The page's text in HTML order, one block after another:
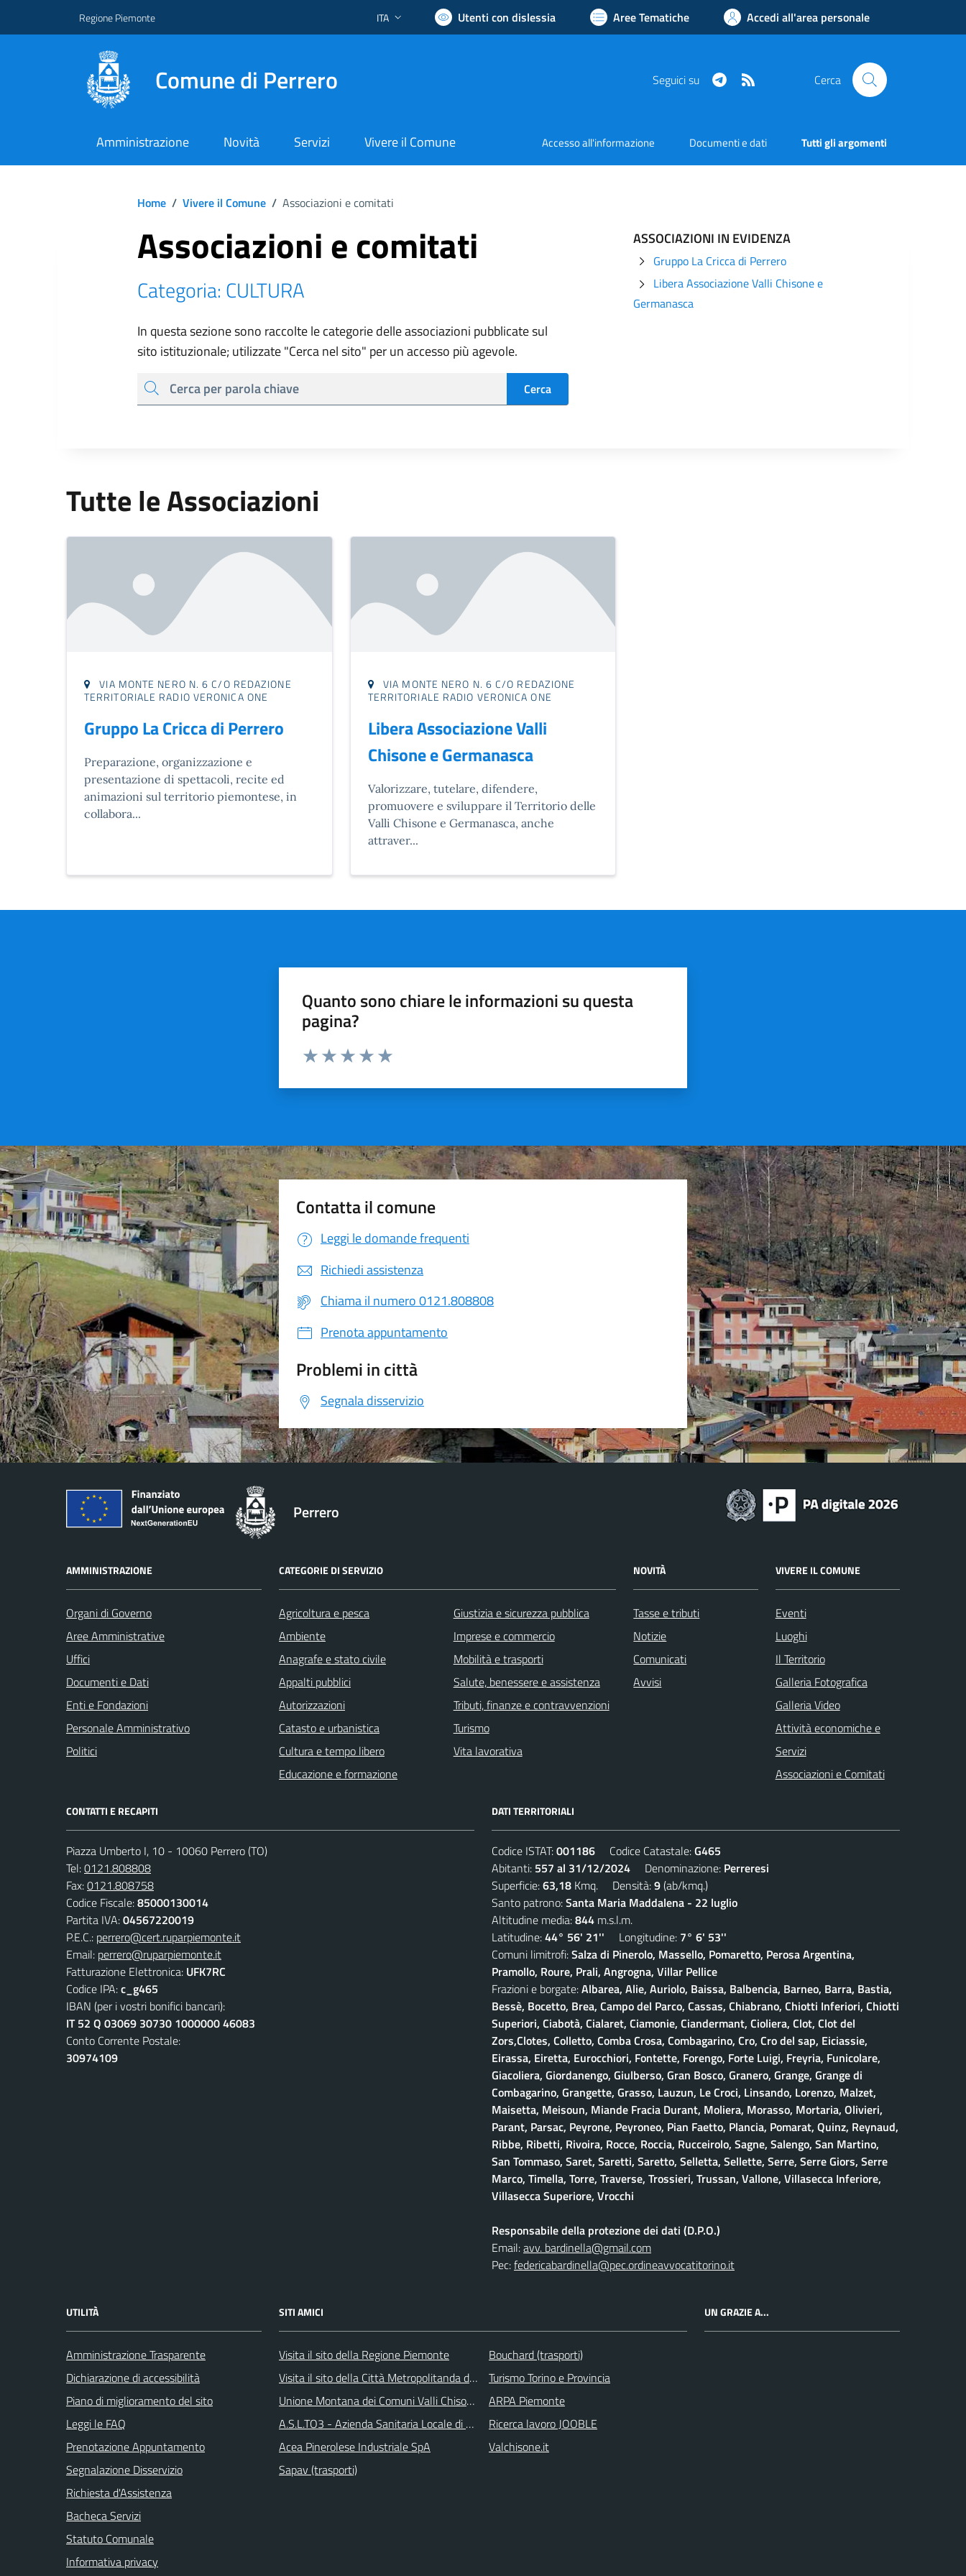
Regione Piemonte Lingua attiva:
ITA Utenti con dislessia Aree Tematiche Accedi all'area personale
Comune di Perrero Seguici su Telegram Cerca
Amministrazione Novità Servizi Vivere il Comune Accesso all'informazione Documenti e dati Tutti gli argomenti
Home / Vivere il Comune / Associazioni e comitati
Associazioni e comitati
Categoria: CULTURA
In questa sezione sono raccolte le categorie delle associazioni pubblicate sul
sito istituzionale; utilizzate "Cerca nel sito" per un accesso più agevole.
cerca Cerca
ASSOCIAZIONI IN EVIDENZA
Gruppo La Cricca di Perrero
Libera Associazione Valli Chisone e
Germanasca
Tutte le Associazioni
VIA MONTE NERO N. 6 C/O REDAZIONE
TERRITORIALE RADIO VERONICA ONE
Gruppo La Cricca di Perrero
Preparazione, organizzazione e
presentazione di spettacoli, recite ed
animazioni sul territorio piemontese, in
collabora...
VIA MONTE NERO N. 6 C/O REDAZIONE
TERRITORIALE RADIO VERONICA ONE
Libera Associazione Valli
Chisone e Germanasca
Valorizzare, tutelare, difendere,
promuovere e sviluppare il Territorio delle
Valli Chisone e Germanasca, anche
attraver...
Quanto sono chiare le informazioni su questa
pagina?
Valuta da 1 a 5 stelle la pagina
Contatta il comune
Leggi le domande frequenti
Richiedi assistenza
Chiama il numero 0121.808808
Prenota appuntamento
Problemi in città
Segnala disservizio
Perrero
AMMINISTRAZIONE
Organi di Governo
Aree Amministrative
Uffici
Documenti e Dati
Enti e Fondazioni
Personale Amministrativo
Politici
CATEGORIE DI SERVIZIO
Agricoltura e pesca
Ambiente
Anagrafe e stato civile
Appalti pubblici
Autorizzazioni
Catasto e urbanistica
Cultura e tempo libero
Educazione e formazione
Giustizia e sicurezza pubblica
Imprese e commercio
Mobilità e trasporti
Salute, benessere e assistenza
Tributi, finanze e contravvenzioni
Turismo
Vita lavorativa
NOVITÀ
Tasse e tributi
Notizie
Comunicati
Avvisi
VIVERE IL COMUNE
Eventi
Luoghi
Il Territorio
Galleria Fotografica
Galleria Video
Attività economiche e
Servizi
Associazioni e Comitati
CONTATTI E RECAPITI
Piazza Umberto I, 10 - 10060 Perrero (TO)
Tel:0121.808808
Fax:0121.808758
Codice Fiscale:85000130014
Partita IVA:04567220019
P.E.C.: perrero@cert.ruparpiemonte.it
Email: perrero@ruparpiemonte.it
Fatturazione Elettronica: UFK7RC
Codice IPA:c_g465
IBAN (per i vostri bonifici bancari):
IT 52 Q 03069 30730 1000000 46083
Conto Corrente Postale:
30974109
DATI TERRITORIALI
Codice ISTAT:001186 Codice Catastale:G465
Abitanti: 557 al 31/12/2024 Denominazione: Perreresi
Superficie:63,18 Kmq. Densità:9(ab/kmq.)
Santo patrono:Santa Maria Maddalena - 22 luglio
Altitudine media:844 m.s.l.m.
Latitudine:44° 56' 21'' Longitudine: 7° 6' 53''
Comuni limitrofi:Salza di Pinerolo, Massello, Pomaretto, Perosa Argentina,
Pramollo, Roure, Prali, Angrogna, Villar Pellice
Frazioni e borgate:Albarea, Alie, Auriolo, Baissa, Balbencia, Barneo, Barra, Bastia,
Bessè, Bocetto, Brea, Campo del Parco, Cassas, Chiabrano, Chiotti Inferiori, Chiotti
Superiori, Ciabotà, Cialaret, Ciamonie, Ciandermant, Cioliera, Clot, Clot del
Zors,Clotes, Colletto, Comba Crosa, Combagarino, Cro, Cro del sap, Eiciassie,
Eirassa, Eiretta, Eurocchiori, Fontette, Forengo, Forte Luigi, Freyria, Funicolare,
Giacoliera, Giordanengo, Giulberso, Gran Bosco, Granero, Grange, Grange di
Combagarino, Grangette, Grasso, Lauzun, Le Croci, Linsando, Lorenzo, Malzet,
Maisetta, Meisoun, Miande Fracia Durant, Moliera, Morasso, Mortaria, Olivieri,
Parant, Parsac, Peyrone, Peyroneo, Pian Faetto, Plancia, Pomarat, Quinz, Reynaud,
Ribbe, Ribetti, Rivoira, Rocce, Roccia, Rucceirolo, Sagne, Salengo, San Martino,
San Tommaso, Saret, Saretti, Saretto, Selletta, Sellette, Serre, Serre Giors, Serre
Marco, Timella, Torre, Traverse, Trossieri, Trussan, Vallone, Villasecca Inferiore,
Villasecca Superiore, Vrocchi
Responsabile della protezione dei dati (D.P.O.)
Email:avv. bardinella@gmail.com
Pec:federicabardinella@pec.ordineavvocatitorino.it
UTILITÀ
Amministrazione Trasparente
Dichiarazione di accessibilità
Piano di miglioramento del sito
Leggi le FAQ
Prenotazione Appuntamento
Segnalazione Disservizio
Richiesta d'Assistenza
Bacheca Servizi
Statuto Comunale
Informativa privacy
SITI AMICI
Visita il sito della Regione Piemonte
Visita il sito della Città Metropolitanda di Torino
Unione Montana dei Comuni Valli Chisone e Germanasca
A.S.L.TO3 - Azienda Sanitaria Locale di Collegno e Pinerolo
Acea Pinerolese Industriale SpA
Sapav (trasporti)
Bouchard (trasporti)
Turismo Torino e Provincia
ARPA Piemonte
Ricerca lavoro JOOBLE
Valchisone.it
UN GRAZIE A...